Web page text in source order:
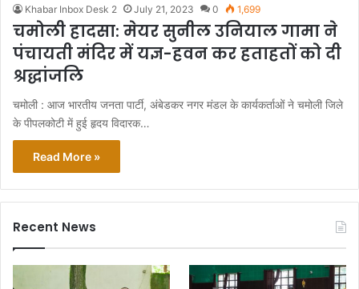
Khabar Inbox Desk 2 July 21, 2023 0 1,699
चमोली हादसा: मेयर सुनील उनियाल गामा ने
पंचायती मंदिर में यज्ञ-हवन कर हताहतों को दी
श्रद्धांजलि
चमोली : आज भारतीय जनता पार्टी, अंबेडकर नगर मंडल के कार्यकर्ताओं ने चमोली जिले
के पीपलकोटी में हुई हृदय विदारक…
Read More »
Recent News